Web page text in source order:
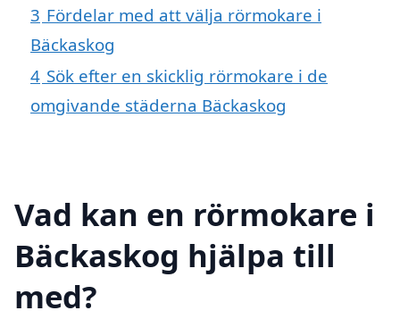
3 Fördelar med att välja rörmokare i
Bäckaskog
4 Sök efter en skicklig rörmokare i de
omgivande städerna Bäckaskog
Vad kan en rörmokare i
Bäckaskog hjälpa till
med?